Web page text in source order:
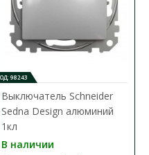
98243
Выключатель Schneider
Sedna Design алюминий
1кл
В наличии